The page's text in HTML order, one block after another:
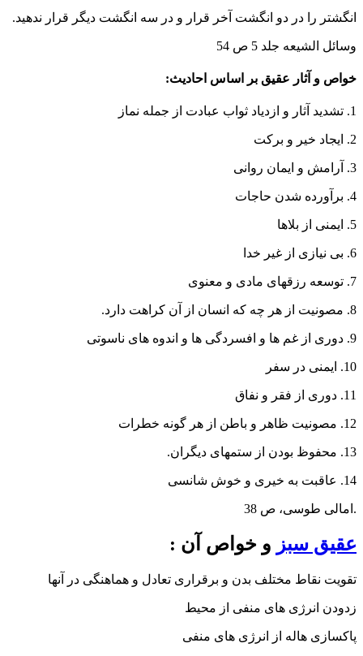
انگشتر را در دو انگشت آخر قرار و در سه انگشت دیگر قرار ندهید.
وسائل الشیعه جلد 5 ص 54
خواص و آثار عقیق بر اساس احادیث:
1. تشدید آثار و ازدیاد ثواب عبادت از جمله نماز
2. ایجاد خیر و برکت
3. آرامش و ایمان روانی
4. برآورده شدن حاجات
5. ایمنی از بلاها
6. بی نیازی از غیر خدا
7. توسعه رزقهای مادی و معنوی
8. مصونیت از هر چه که انسان از آن کراهت دارد.
9. دوری از غم ها و افسردگی ها و اندوه های ناسوتی
10. ایمنی در سفر
11. دوری از فقر و نفاق
12. مصونیت ظاهر و باطن از هر گونه خطرات
13. محفوظ بودن از ستمهای دیگران.
14. عاقبت به خیری و خوش شانسی
.امالی طوسی، ص 38
عقیق سبز و خواص آن :
تقویت نقاط مختلف بدن و برقراری تعادل و هماهنگی در آنها
زدودن انرژی های منفی از محیط
پاکسازی هاله از انرژی های منفی